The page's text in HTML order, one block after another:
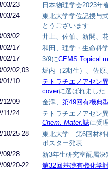
03/23
日本物理学会2023年
03/24
東北大学学位記授与
とうございます
03/02
井上、佐伯、新開、
02/17
和田、理学・生命科
02/17
3/9にCEMS Topical
02/02,03
堀内（2期生）、佐
01/10
テトラチエノアセン
coverに選ばれました
12/09
金澤、 第49回有機典
11/24
テトラチエノアセン
Chem. Mater.誌に受
10/25-28
東北大学 第6回材料
ポスター発表
09/28
新3年生研究室配属
09/20-22
第32回基礎有機化学